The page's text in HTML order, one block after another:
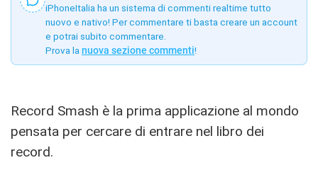
iPhoneItalia ha un sistema di commenti realtime tutto
nuovo e nativo! Per commentare ti basta creare un account
e potrai subito commentare.
Prova la nuova sezione commenti!
Record Smash è la prima applicazione al mondo
pensata per cercare di entrare nel libro dei
record.